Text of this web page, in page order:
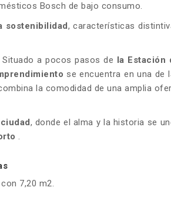
Bosch de bajo consumo.
sostenibilidad, características
Situado a pocos pasos de la Estación
se encuentra en una de
la comodidad de una amplia
, donde el alma y la historia se
.
7,20 m2.